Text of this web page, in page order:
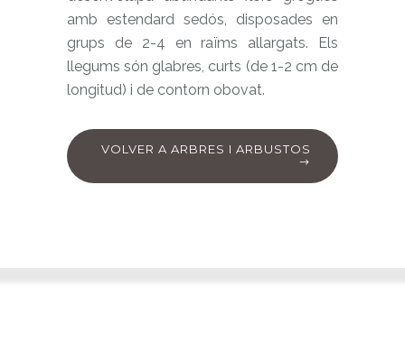
amb estendard sedós, disposades en
grups de 2-4 en raïms allargats. Els
llegums són glabres, curts (de 1-2 cm de
longitud) i de contorn obovat.
VOLVER A ARBRES I ARBUSTOS